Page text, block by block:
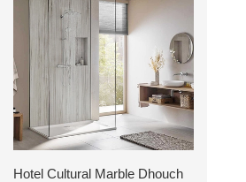
Hotel Cultural Marble Dhouch